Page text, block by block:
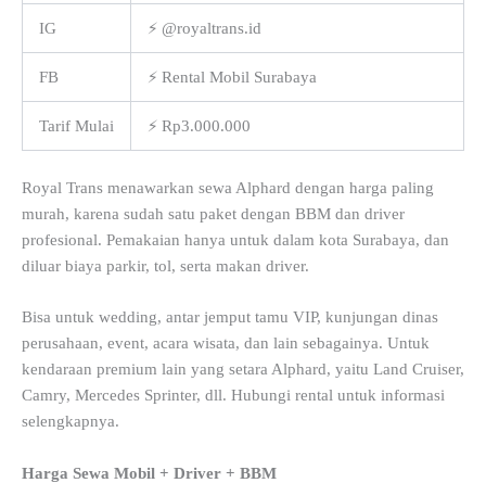
IG ⚡ @royaltrans.id
FB ⚡ Rental Mobil Surabaya
Tarif Mulai ⚡ Rp3.000.000
Royal Trans menawarkan sewa Alphard dengan harga paling
murah, karena sudah satu paket dengan BBM dan driver
profesional. Pemakaian hanya untuk dalam kota Surabaya, dan
diluar biaya parkir, tol, serta makan driver.
Bisa untuk wedding, antar jemput tamu VIP, kunjungan dinas
perusahaan, event, acara wisata, dan lain sebagainya. Untuk
kendaraan premium lain yang setara Alphard, yaitu Land Cruiser,
Camry, Mercedes Sprinter, dll. Hubungi rental untuk informasi
selengkapnya.
Harga Sewa Mobil + Driver + BBM